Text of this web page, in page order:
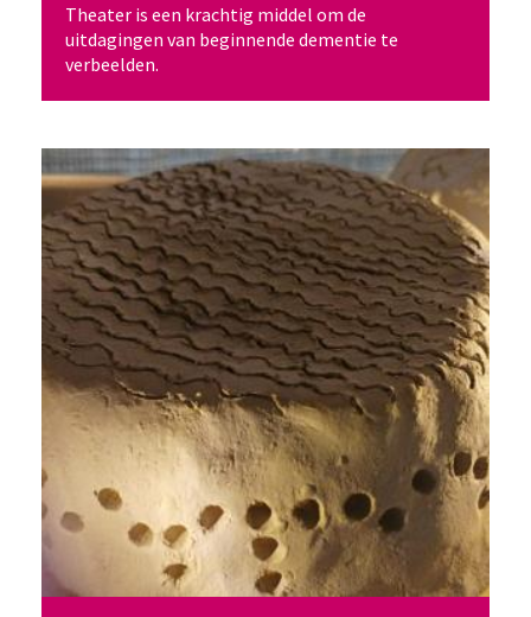
Theater is een krachtig middel om de
uitdagingen van beginnende dementie te
verbeelden.